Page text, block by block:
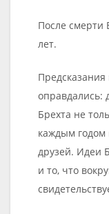
После смерти
лет.
оправдались:
Брехта не
каждым годом
друзей. Идеи
и то, что